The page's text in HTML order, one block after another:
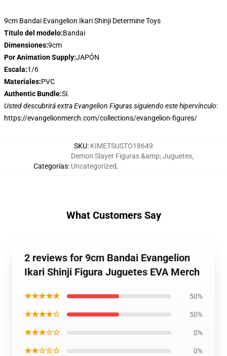
9cm Bandai Evangelion Ikari Shinji Determine Toys
Título del modelo:Bandai
Dimensiones:9cm
Por Animation Supply:JAPÓN
Escala:1/6
Materiales:PVC
Authentic Bundle:Sí.
Usted descubrirá extra Evangelion Figuras siguiendo este hipervínculo:
https://evangelionmerch.com/collections/evangelion-figures/
SKU: KIMETSUSTO18649
Categorías:
Demon Slayer Figuras &amp; Juguetes,
Uncategorized,
What Customers Say
2 reviews for 9cm Bandai Evangelion
Ikari Shinji Figura Juguetes EVA Merch
★★★★★ 50%
★★★★☆ 50%
★★★☆☆ 0%
★★☆☆☆ 0%